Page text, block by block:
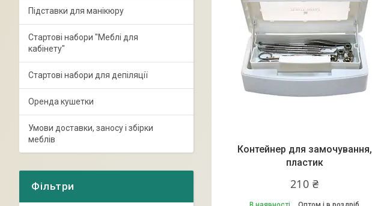
Контейнер для замочування,
пластик
210 ₴
Підставки для манікюру
Стартові набори "Меблі для
кабінету"
Стартові набори для депіляції
Оренда кушетки
Умови доставки, заносу і збірки
меблів
Фільтри